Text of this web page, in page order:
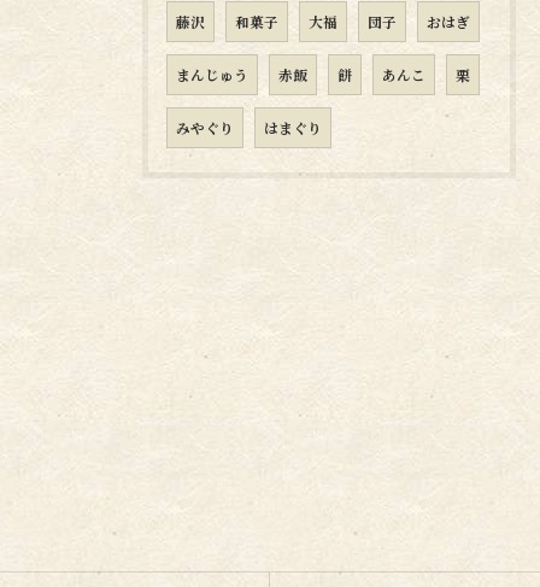
藤沢 和菓子 大福 団子 おはぎ
まんじゅう 赤飯 餅 あんこ 栗
みやぐり はまぐり